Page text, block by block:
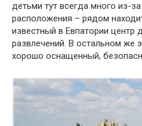
детьми тут всегда много из-
расположения – рядом
известный в Евпатории центр
развлечений. В остальном же
хорошо оснащенный,